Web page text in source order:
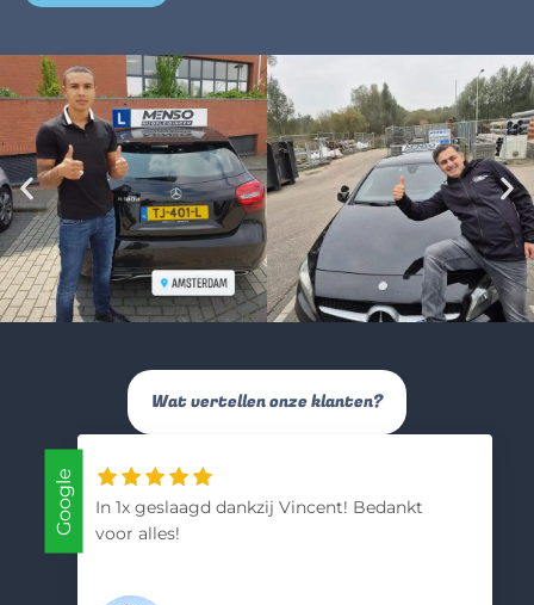
Wat vertellen onze klanten?
Google
In 1x geslaagd dankzij Vincent! Bedankt
voor alles!